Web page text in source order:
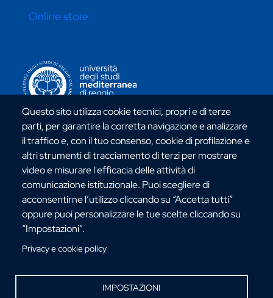
Questo sito utilizza cookie tecnici, propri e di terze
parti, per garantire la corretta navigazione e analizzare
il traffico e, con il tuo consenso, cookie di profilazione e
altri strumenti di tracciamento di terzi per mostrare
video e misurare l'efficacia delle attività di
comunicazione istituzionale. Puoi scegliere di
acconsentirne l’utilizzo cliccando su “Accetta tutti”
oppure puoi personalizzare le tue scelte cliccando su
“Impostazioni”.
Privacy e cookie policy
IMPOSTAZIONI
CONTATTI ATENEO
Via dell'Università, 25 - 89124 Reggio Calabria
C.F. 80006510806
URP:urp@unirc.it
PEC:amministrazione@pec.unirc.it
©Copyright 2025 - Università degli Studi
Online store